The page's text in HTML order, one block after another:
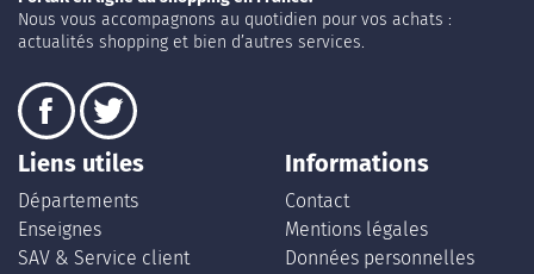
Nous vous accompagnons au quotidien pour vos achats :
actualités shopping et bien d’autres services.
Liens utiles
Départements
Enseignes
SAV & Service client
Informations
Contact
Mentions légales
Données personnelles